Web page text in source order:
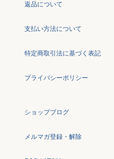
返品について
支払い方法について
特定商取引法に基づく表記
プライバシーポリシー
ショップブログ
メルマガ登録・解除